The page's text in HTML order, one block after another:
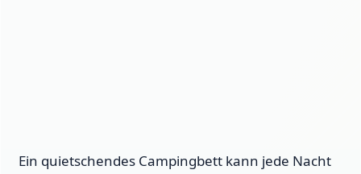
Ein quietschendes Campingbett kann jede Nacht